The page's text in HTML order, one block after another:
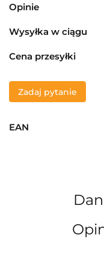
Opinie
Wysyłka w ciągu
Cena przesyłki
Zadaj pytanie
EAN